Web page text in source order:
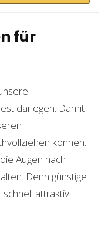
für
darlegen. Damit
können.
Augen nach
Denn günstige
attraktiv